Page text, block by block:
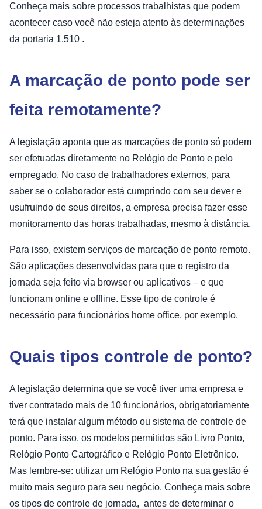
Conheça mais sobre processos trabalhistas que podem
acontecer caso você não esteja atento às determinações
da portaria 1.510 .
A marcação de ponto pode ser
feita remotamente?
A legislação aponta que as marcações de ponto só podem
ser efetuadas diretamente no Relógio de Ponto e pelo
empregado. No caso de trabalhadores externos, para
saber se o colaborador está cumprindo com seu dever e
usufruindo de seus direitos, a empresa precisa fazer esse
monitoramento das horas trabalhadas, mesmo à distância.
Para isso, existem serviços de marcação de ponto remoto.
São aplicações desenvolvidas para que o registro da
jornada seja feito via browser ou aplicativos – e que
funcionam online e offline. Esse tipo de controle é
necessário para funcionários home office, por exemplo.
Quais tipos controle de ponto?
A legislação determina que se você tiver uma empresa e
tiver contratado mais de 10 funcionários, obrigatoriamente
terá que instalar algum método ou sistema de controle de
ponto. Para isso, os modelos permitidos são Livro Ponto,
Relógio Ponto Cartográfico e Relógio Ponto Eletrônico.
Mas lembre-se: utilizar um Relógio Ponto na sua gestão é
muito mais seguro para seu negócio. Conheça mais sobre
os tipos de controle de jornada, antes de determinar o